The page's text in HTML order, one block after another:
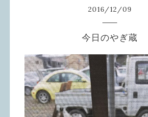
2016/12/09
今日のやぎ蔵